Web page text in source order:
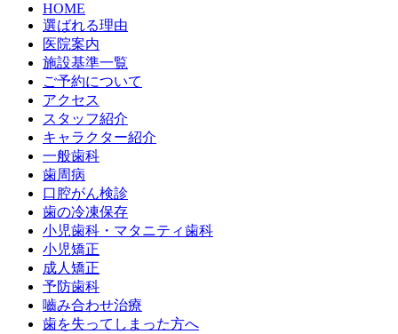
HOME
選ばれる理由
医院案内
施設基準一覧
ご予約について
アクセス
スタッフ紹介
キャラクター紹介
一般歯科
歯周病
口腔がん検診
歯の冷凍保存
小児歯科・マタニティ歯科
小児矯正
成人矯正
予防歯科
嚙み合わせ治療
歯を失ってしまった方へ